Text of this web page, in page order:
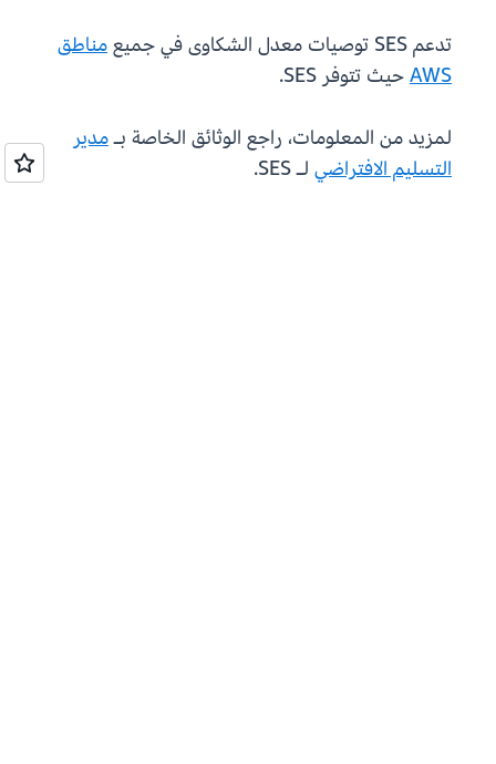
تدعم SES توصيات معدل الشكاوى في جميع
مناطق
AWSحيث تتوفر SES.
لمزيد من المعلومات، راجع الوثائق الخاصة بـمدير
التسليم الافتراضي لـ SES.